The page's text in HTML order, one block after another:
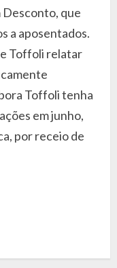
Desconto, que
a aposentados.
Toffoli relatar
Toffoli tenha
em junho,
por receio de